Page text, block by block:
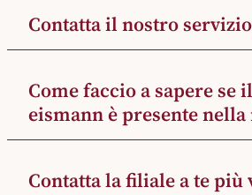
Contatta il nostro
Come faccio a sapere se
eismann è presente nella
Contatta la filiale a te più